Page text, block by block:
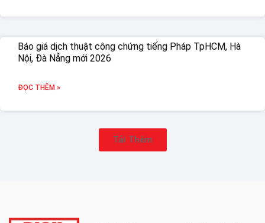
Báo giá dịch thuật công chứng tiếng Pháp TpHCM, Hà
Nội, Đà Nẵng mới 2026
ĐỌC THÊM »
Tải Thêm